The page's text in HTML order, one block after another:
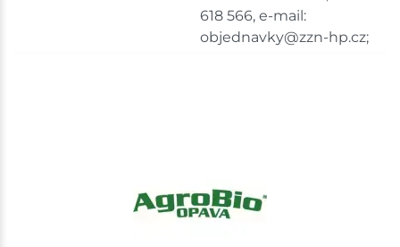
Skladové množství na prodejnách je pouze orientační.
618 566, e-mail:
objednavky@zzn-hp.cz;